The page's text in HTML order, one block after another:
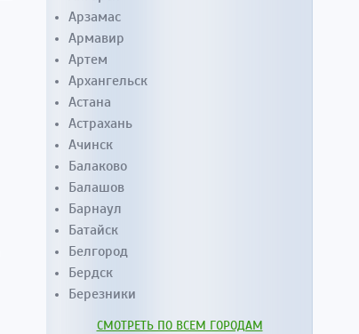
Арзамас
Армавир
Артем
Архангельск
Астана
Астрахань
Ачинск
Балаково
Балашов
Барнаул
Батайск
Белгород
Бердск
Березники
СМОТРЕТЬ ПО ВСЕМ ГОРОДАМ